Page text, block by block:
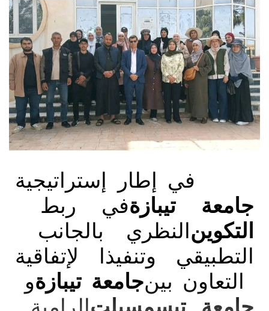
في إطار إستراتيجية
جامعة
تيبازةفي ربط
التكوين النظري بالجانب
التطبيقي وتنفيذا لإتفاقية
جامعة تيبازةو